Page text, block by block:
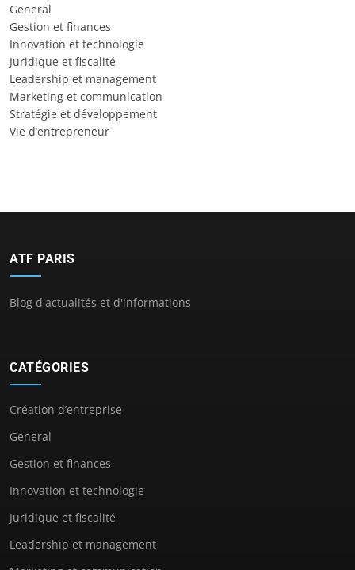
General
Gestion et finances
Innovation et technologie
Juridique et fiscalité
Leadership et management
Marketing et communication
Stratégie et développement
Vie d’entrepreneur
ATF PARIS
Blog d'actualités et d'informations
CATÉGORIES
Création d’entreprise
General
Gestion et finances
Innovation et technologie
Juridique et fiscalité
Leadership et management